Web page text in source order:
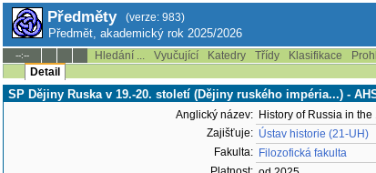
Předměty (verze: 983)
Předmět, akademický rok 2025/2026
--:-- Hledání ... Vyučující Katedry Třídy Klasifikace
Detail
SP Dějiny Ruska v 19.-20. století (Dějiny ruského impéria...) -
Anglický název: History of Russia in
Zajišťuje: Ústav historie (21-UH)
Fakulta: Filozofická fakulta